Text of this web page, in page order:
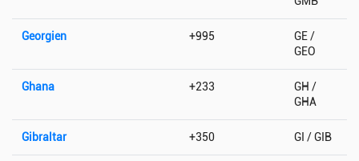
Georgien +995
GE /
GEO
Ghana +233
GH /
GHA
Gibraltar +350 GI / GIB